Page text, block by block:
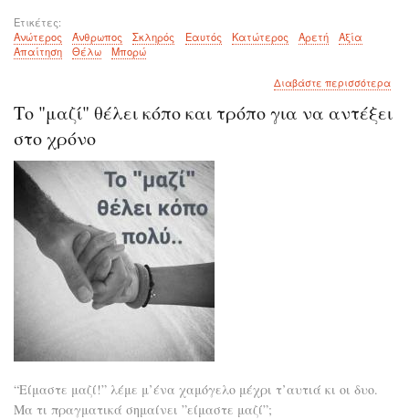
Ετικέτες
Ανώτερος
Άνθρωπος Σκληρός Εαυτός Κατώτερος Αρετή
Αξία
Απαίτηση
Θέλω Μπορώ
Διαβάστε περισσότεραγια
Ο
Το "μαζί" θέλει κόπο και τρόπο για να αντέξει
στο χρόνο
“Είμαστε μαζί!” λέμε μ’ένα χαμόγελο μέχρι τ’αυτιά κι οι δυο.
Μα τι πραγματικά σημαίνει ”είμαστε μαζί”;